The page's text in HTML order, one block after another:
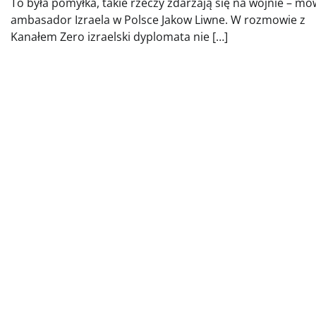
To była pomyłka, takie rzeczy zdarzają się na wojnie –
ambasador Izraela w Polsce Jakow Liwne. W rozmowie z
Kanałem Zero izraelski dyplomata nie […]